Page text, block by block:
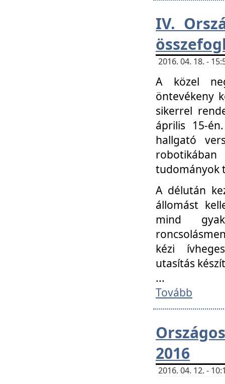
IV.
2016. 04. 18. -
A közel
öntevékeny
sikerrel
április 15-
hallgató
tudományok
A délután
állomást
mind
kézi
utasítás
...
Tovább
2016
2016. 04. 12. -